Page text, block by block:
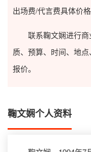
出场费/代言费具体价
联系鞠文娴进行商
质、预算、时间、地
报价。
鞠文娴个人资料